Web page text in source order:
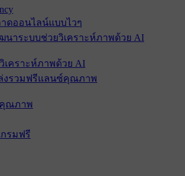
ดออนไลน์แบบไวๆ
คราะห์ภาพด้วย AI
ณภาพ